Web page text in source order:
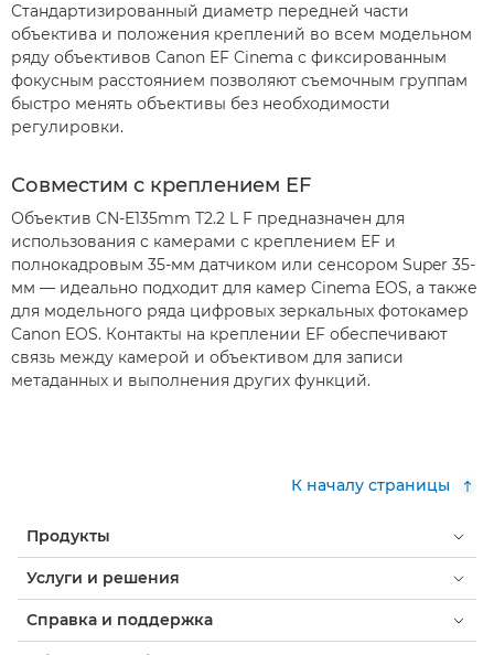
Стандартизированный диаметр передней части
объектива и положения креплений во всем модельном
ряду объективов Canon EF Cinema с фиксированным
фокусным расстоянием позволяют съемочным группам
быстро менять объективы без необходимости
регулировки.
Совместим с креплением EF
Объектив CN-E135mm T2.2 L F предназначен для
использования с камерами с креплением EF и
полнокадровым 35-мм датчиком или сенсором Super 35-
мм — идеально подходит для камер Cinema EOS, а также
для модельного ряда цифровых зеркальных фотокамер
Canon EOS. Контакты на креплении EF обеспечивают
связь между камерой и объективом для записи
метаданных и выполнения других функций.
К началу страницы
Продукты
Услуги и решения
Справка и поддержка